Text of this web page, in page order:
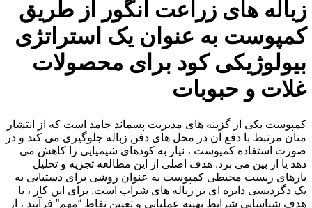
زباله های زراعت انگور از طریق
کمپوست به عنوان یک استراتژی
بیولوژیکی کود برای محصولات
غلات و حبوبات
کمپوست یکی از گزینه های مدیریت پسماند جامد است که از انتشار
متان مرتبط با دفع آن در محل های دفن زباله جلوگیری می کند و در
صورت استفاده کمپوست ، نیاز به کودهای شیمیایی را کاهش می
دهد یا از بین می برد. هدف اصلی از این مطالعه تجزیه و تحلیل
بارهای زیست محیطی کمپوست به عنوان روشی برای دستیابی به
یک دگردیسی دایره ای تر زباله های شراب است. برای این کار ، با
هدف شناسایی شرایط بهینه عملیاتی و تعیین نقاط “مهم” فرآیند ، از